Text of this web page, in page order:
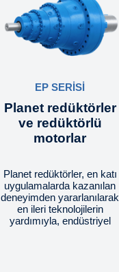
EP SERİSİ
Planet redüktörler
ve redüktörlü
motorlar
Planet redüktörler, en katı
uygulamalarda kazanılan
deneyimden yararlanılarak
en ileri teknolojilerin
yardımıyla, endüstriyel